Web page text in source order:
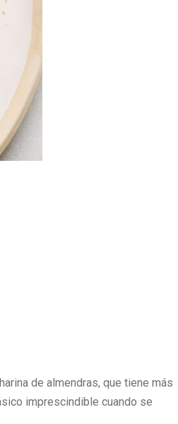
de almendras, que tiene más
imprescindible cuando se